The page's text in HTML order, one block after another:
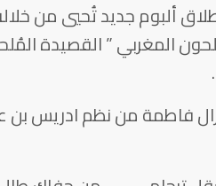
ألبوم جديد تُحيي من
المغربي ” القصيدة
فاطمة من نظم ادريس